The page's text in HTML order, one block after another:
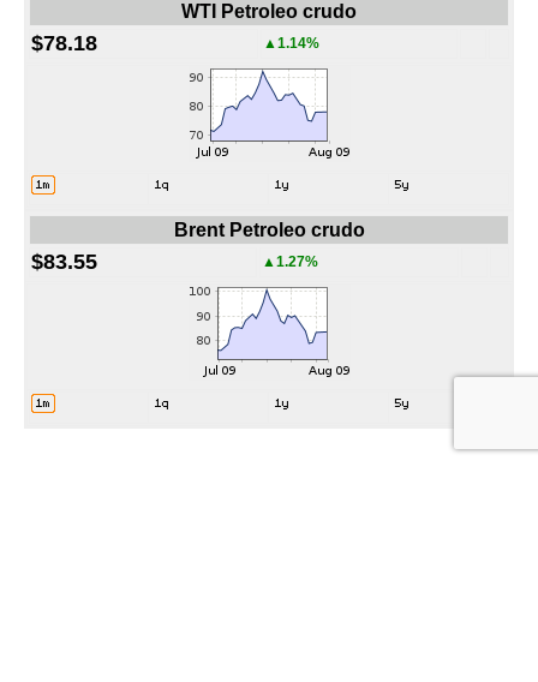
WTI Petroleo crudo
$78.18 ▲1.14%
Brent Petroleo crudo
$83.55 ▲1.27%